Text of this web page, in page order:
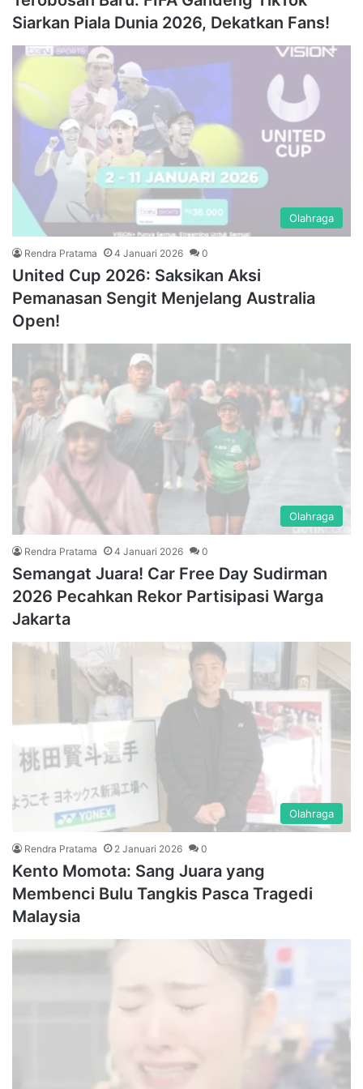
Siarkan Piala Dunia 2026, Dekatkan Fans!
Olahraga
Rendra Pratama 4 Januari 2026 0
United Cup 2026: Saksikan Aksi
Pemanasan Sengit Menjelang Australia
Open!
Olahraga
Rendra Pratama 4 Januari 2026 0
Semangat Juara! Car Free Day Sudirman
2026 Pecahkan Rekor Partisipasi Warga
Jakarta
Olahraga
Rendra Pratama 2 Januari 2026 0
Kento Momota: Sang Juara yang
Membenci Bulu Tangkis Pasca Tragedi
Malaysia